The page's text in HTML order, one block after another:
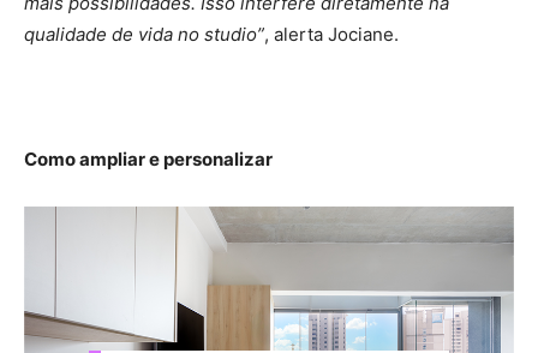
qualidade de vida no studio”, alerta Jociane.
Como ampliar e personalizar